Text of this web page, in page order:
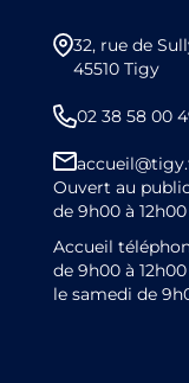
32, rue de
45510 Tigy
02 38 58 00
Ouvert au
de 9h00 à 12h00
Accueil
de 9h00 à
le samedi de